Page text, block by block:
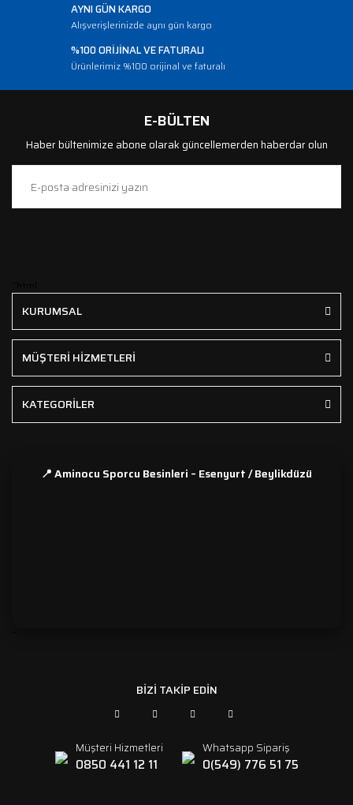
AYNI GÜN KARGO
Alışverişlerinizde aynı gün kargo
%100 ORİJİNAL VE FATURALI
Ürünlerimiz %100 orijinal ve faturalı
E-BÜLTEN
Haber bültenimize abone olarak güncellemerden haberdar olun
KURUMSAL
MÜŞTERİ HİZMETLERİ
KATEGORİLER
📍 Aminocu Sporcu Besinleri – Esenyurt / Beylikdüzü
BİZİ TAKİP EDİN
Müşteri Hizmetleri
0850 441 12 11
Whatsapp Sipariş
0(549) 776 51 75